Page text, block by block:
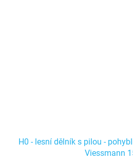
H0 - lesní dělník s pilou -
Viessmann